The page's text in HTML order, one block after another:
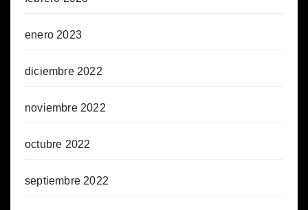
enero 2023
diciembre 2022
noviembre 2022
octubre 2022
septiembre 2022